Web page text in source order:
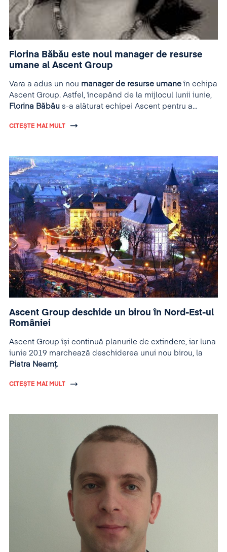
Florina Băbău este noul manager de resurse
umane al Ascent Group
Vara a adus un nou manager de resurse umane în echipa
Ascent Group. Astfel, începând de la mijlocul lunii iunie,
Florina Băbău s-a alăturat echipei Ascent pentru a
CITEȘTE MAI MULT
Ascent Group deschide un birou în Nord-Est-ul
României
Ascent Group își continuă planurile de extindere, iar luna
iunie 2019 marchează deschiderea unui nou birou, la
Piatra Neamț.
CITEȘTE MAI MULT